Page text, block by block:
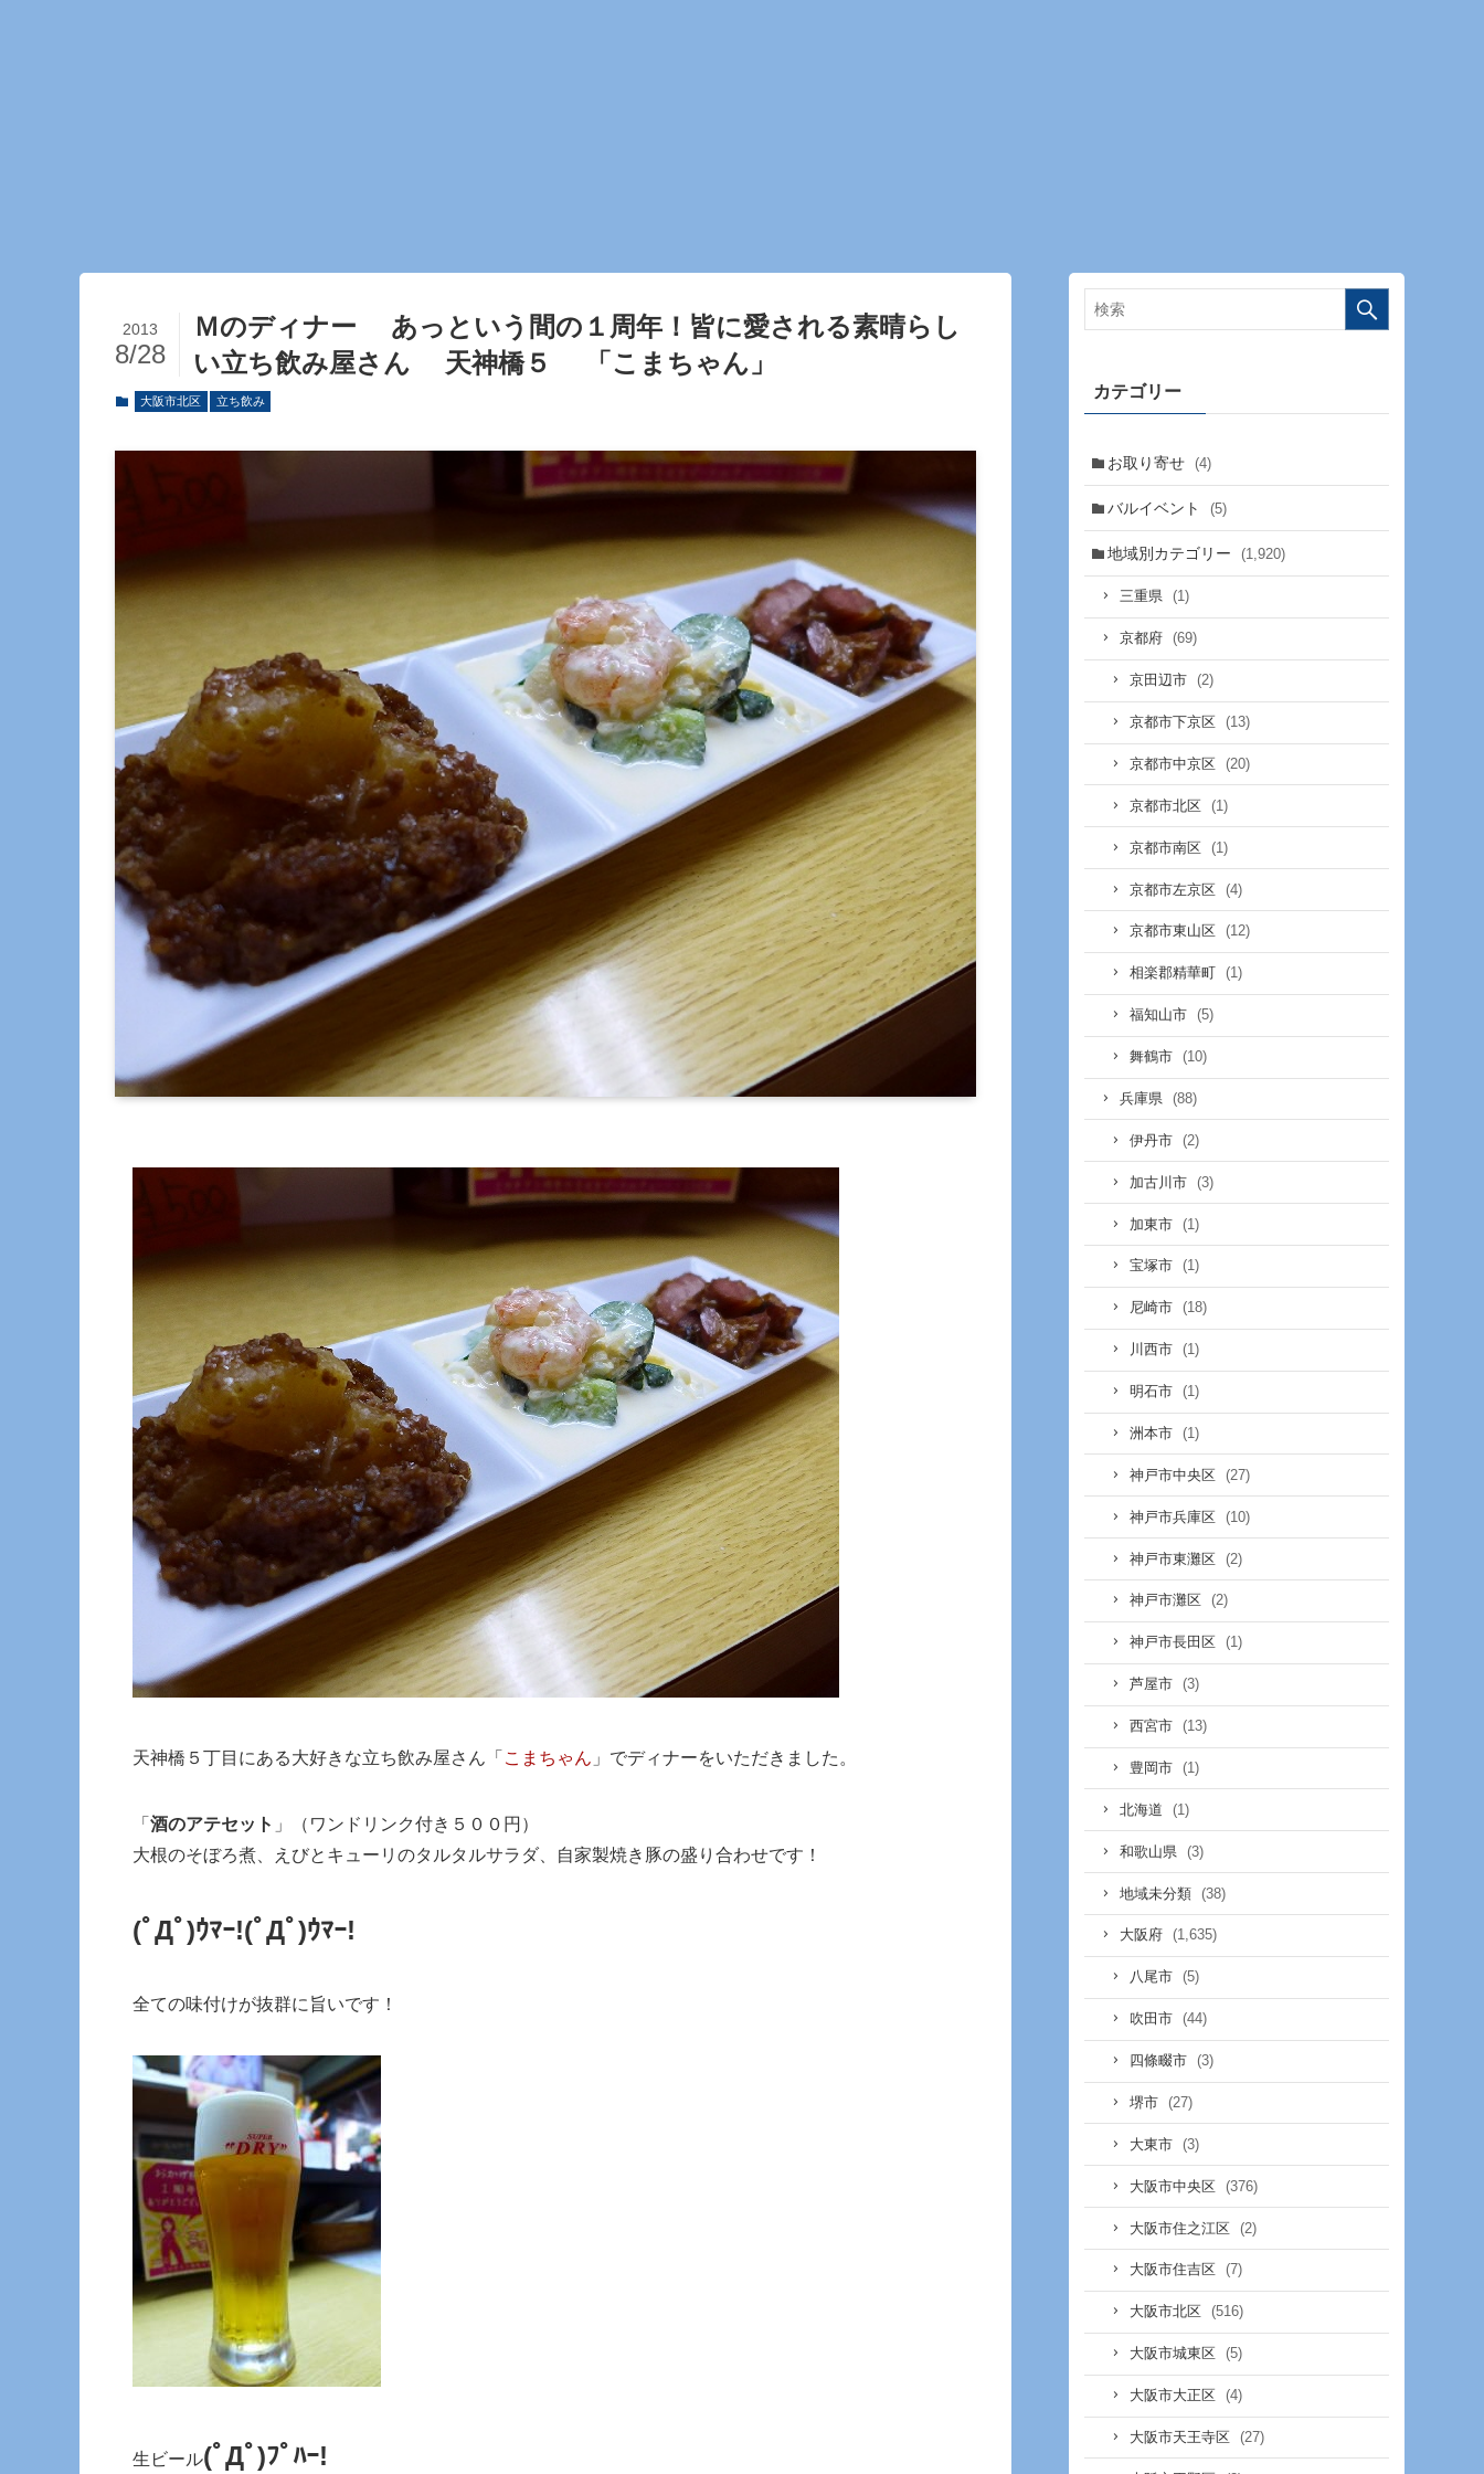
Ｍのディナー あっという間の１周年！皆に愛される素晴らし
い立ち飲み屋さん 天神橋５ 「こまちゃん」
2013
8/28
大阪市北区 立ち飲み
天神橋５丁目にある大好きな立ち飲み屋さん「 こまちゃん 」でディナーをいただきました。
「 酒のアテセット 」（ワンドリンク付き５００円）
大根のそぼろ煮、えびとキューリのタルタルサラダ、自家製焼き豚の盛り合わせです！
(ﾟДﾟ)ｳﾏｰ!(ﾟДﾟ)ｳﾏｰ!
全ての味付けが抜群に旨いです！
生ビール(ﾟДﾟ)ﾌﾟﾊｰ!
カテゴリー
お取り寄せ (4)
バルイベント (5)
地域別カテゴリー (1,920)
三重県 (1)
京都府 (69)
京田辺市 (2)
京都市下京区 (13)
京都市中京区 (20)
京都市北区 (1)
京都市南区 (1)
京都市左京区 (4)
京都市東山区 (12)
相楽郡精華町 (1)
福知山市 (5)
舞鶴市 (10)
兵庫県 (88)
伊丹市 (2)
加古川市 (3)
加東市 (1)
宝塚市 (1)
尼崎市 (18)
川西市 (1)
明石市 (1)
洲本市 (1)
神戸市中央区 (27)
神戸市兵庫区 (10)
神戸市東灘区 (2)
神戸市灘区 (2)
神戸市長田区 (1)
芦屋市 (3)
西宮市 (13)
豊岡市 (1)
北海道 (1)
和歌山県 (3)
地域未分類 (38)
大阪府 (1,635)
八尾市 (5)
吹田市 (44)
四條畷市 (3)
堺市 (27)
大東市 (3)
大阪市中央区 (376)
大阪市住之江区 (2)
大阪市住吉区 (7)
大阪市北区 (516)
大阪市城東区 (5)
大阪市大正区 (4)
大阪市天王寺区 (27)